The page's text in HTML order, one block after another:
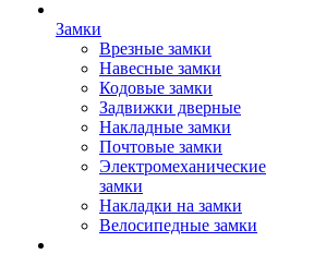
Замки
Врезные замки
Навесные замки
Кодовые замки
Задвижки дверные
Накладные замки
Почтовые замки
Электромеханические
замки
Накладки на замки
Велосипедные замки